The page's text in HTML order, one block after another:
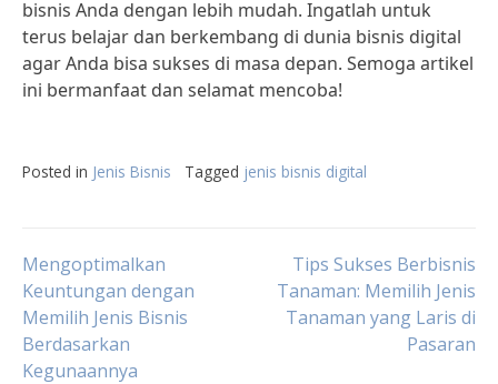
bisnis Anda dengan lebih mudah. Ingatlah untuk
terus belajar dan berkembang di dunia bisnis digital
agar Anda bisa sukses di masa depan. Semoga artikel
ini bermanfaat dan selamat mencoba!
Posted in Jenis Bisnis Tagged jenis bisnis digital
Post
navigation
Mengoptimalkan
Keuntungan dengan
Memilih Jenis Bisnis
Berdasarkan
Kegunaannya
Tips Sukses Berbisnis
Tanaman: Memilih Jenis
Tanaman yang Laris di
Pasaran